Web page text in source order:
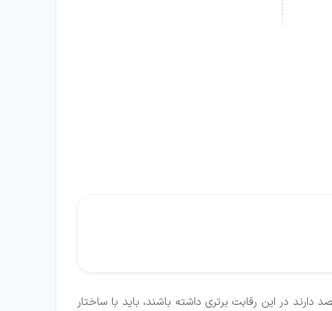
در این رقابت برتری داشته باشند، باید با ساختار